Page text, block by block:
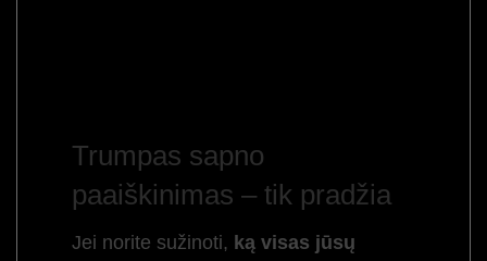
Trumpas sapno
paaiškinimas – tik pradžia
Jei norite sužinoti, ką visas jūsų